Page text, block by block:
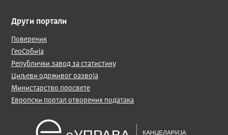
Други портали
Повереник
ГеоСрбија
Републички завод за статистику
Циљеви одрживог развоја
Министарство просвете
Европски портал отворених података